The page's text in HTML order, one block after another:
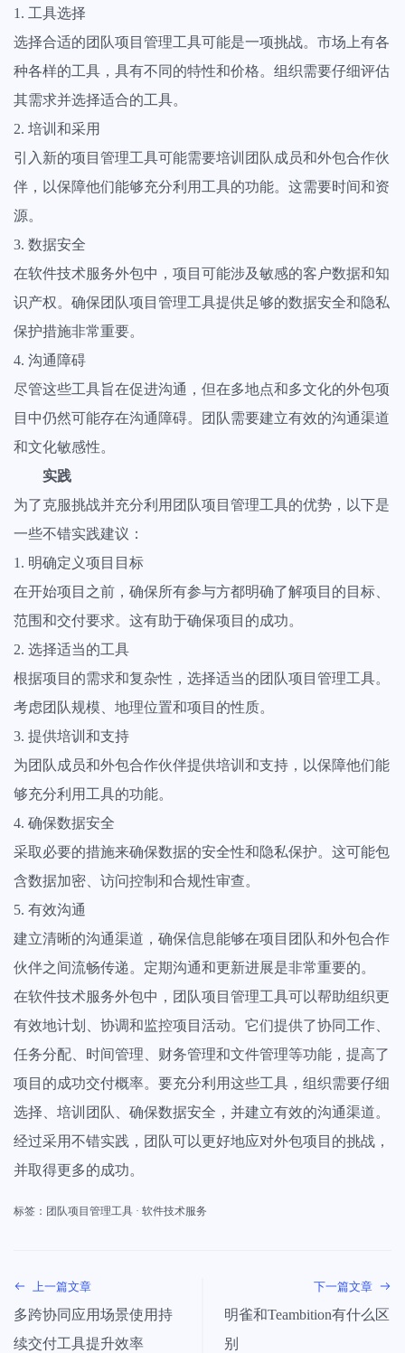
1. 工具选择
选择合适的团队项目管理工具可能是一项挑战。市场上有各
种各样的工具，具有不同的特性和价格。组织需要仔细评估
其需求并选择适合的工具。
2. 培训和采用
引入新的项目管理工具可能需要培训团队成员和外包合作伙
伴，以保障他们能够充分利用工具的功能。这需要时间和资
源。
3. 数据安全
在软件技术服务外包中，项目可能涉及敏感的客户数据和知
识产权。确保团队项目管理工具提供足够的数据安全和隐私
保护措施非常重要。
4. 沟通障碍
尽管这些工具旨在促进沟通，但在多地点和多文化的外包项
目中仍然可能存在沟通障碍。团队需要建立有效的沟通渠道
和文化敏感性。
实践
为了克服挑战并充分利用团队项目管理工具的优势，以下是
一些不错实践建议：
1. 明确定义项目目标
在开始项目之前，确保所有参与方都明确了解项目的目标、
范围和交付要求。这有助于确保项目的成功。
2. 选择适当的工具
根据项目的需求和复杂性，选择适当的团队项目管理工具。
考虑团队规模、地理位置和项目的性质。
3. 提供培训和支持
为团队成员和外包合作伙伴提供培训和支持，以保障他们能
够充分利用工具的功能。
4. 确保数据安全
采取必要的措施来确保数据的安全性和隐私保护。这可能包
含数据加密、访问控制和合规性审查。
5. 有效沟通
建立清晰的沟通渠道，确保信息能够在项目团队和外包合作
伙伴之间流畅传递。定期沟通和更新进展是非常重要的。
在软件技术服务外包中，团队项目管理工具可以帮助组织更
有效地计划、协调和监控项目活动。它们提供了协同工作、
任务分配、时间管理、财务管理和文件管理等功能，提高了
项目的成功交付概率。要充分利用这些工具，组织需要仔细
选择、培训团队、确保数据安全，并建立有效的沟通渠道。
经过采用不错实践，团队可以更好地应对外包项目的挑战，
并取得更多的成功。
标签： 团队项目管理工具 · 软件技术服务
上一篇文章
多跨协同应用场景使用持
续交付工具提升效率
下一篇文章
明雀和Teambition有什么区
别